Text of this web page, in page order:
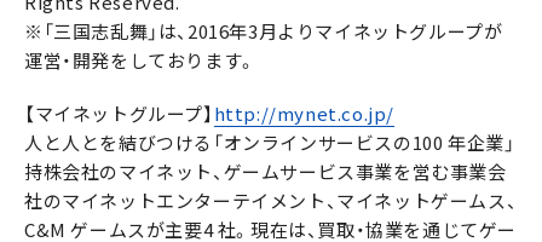
※「三国志乱舞」は、2016年3月よりマイネットグループが
運営・開発をしております。
【マイネットグループ】 http://mynet.co.jp/
人と人とを結びつける「オンラインサービスの100 年企業」
持株会社のマイネット、ゲームサービス事業を営む事業会
社のマイネットエンターテイメント、マイネットゲームス、
C&M ゲームスが主要4 社。現在は、買取・協業を通じてゲー